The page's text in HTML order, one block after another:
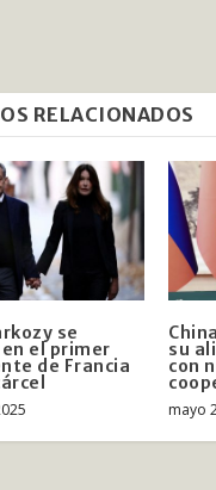
RELACIONADOS
se
el primer
de Francia
su
con
mayo